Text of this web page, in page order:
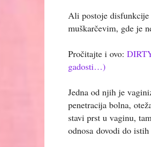
Ali postoje disfunkcije
muškarčevim, gde je
Pročitajte i ovo:
gadosti…)
Jedna od njih je
penetracija bolna,
stavi prst u vaginu,
odnosa dovodi do